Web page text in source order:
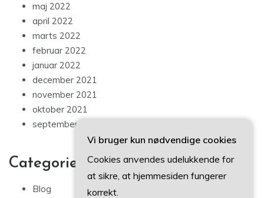
maj 2022
april 2022
marts 2022
februar 2022
januar 2022
december 2021
november 2021
oktober 2021
september 2021
Categories
Blog
Vi bruger kun nødvendige cookies
Cookies anvendes udelukkende for
at sikre, at hjemmesiden fungerer
korrekt.